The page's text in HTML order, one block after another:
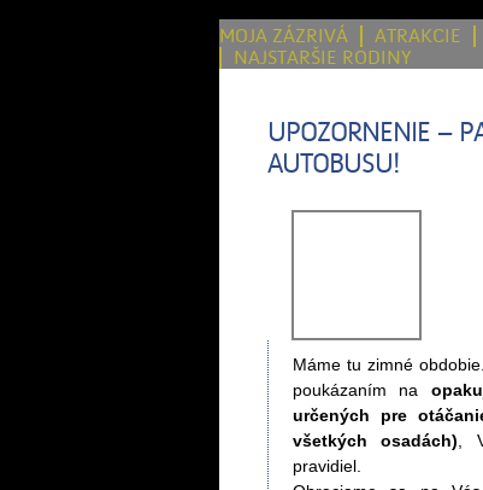
MOJA ZÁZRIVÁ ATRAKCIE
NAJSTARŠIE RODINY
UPOZORNENIE –
AUTOBUSU!
Máme tu zimné
poukázaním na
určených pre
všetkých osadách) ,
pravidiel.